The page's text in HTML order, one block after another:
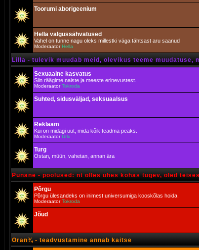
Toorumi aborigeenium
Hella valgussähvatused
Vahel on tunne nagu oleks millestki väga tähtsast aru saanud
Moderaator Hella
Lilla - tulevik muudab meid, olevikus teeme muudatuse,
Sexuaalne kasvatus
Siin räägime naiste ja meeste erinevustest.
ModeraatorTokroda
Suhted, sidusväljad, seksuaalsus
Reklaam
Kui on midagi uut, mida kõik teadma peaks.
ModeraatorUrki
Turg
Ostan, müün, vahetan, annan ära
Punane - poolused: nt olles ühes kohas tugev, oled
Põrgu
Põrgu ülesandeks on inimest universumiga kooskõlas hoida.
ModeraatorTokroda
Jõud
Oran¾ - teadvustamine annab kaitse